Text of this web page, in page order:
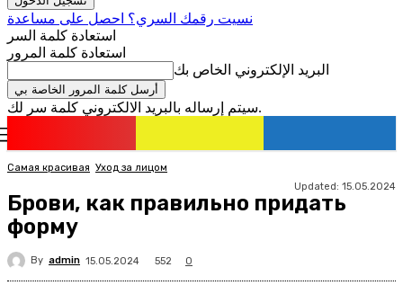
نسيت رقمك السري؟ احصل على مساعدة
استعادة كلمة السر
استعادة كلمة المرور
البريد الإلكتروني الخاص بك
سيتم إرساله بالبريد الالكتروني كلمة سر لك.
Самая красивая Уход за лицом
Updated: 15.05.2024
Брови, как правильно придать
форму
By admin 15.05.2024 552 0